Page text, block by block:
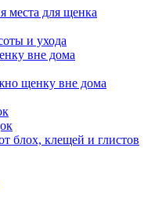
места для щенка
и ухода
вне дома
щенку вне дома
блох, клещей и глистов